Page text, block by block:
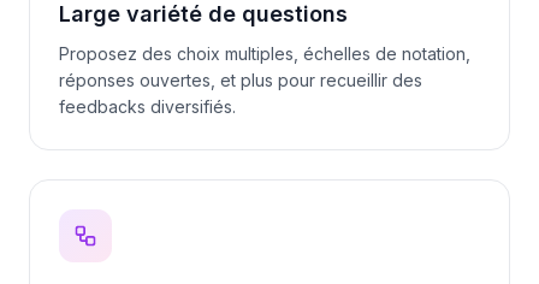
Large variété de questions
Proposez des choix multiples, échelles de notation,
réponses ouvertes, et plus pour recueillir des
feedbacks diversifiés.